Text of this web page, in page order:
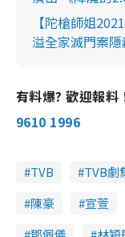
【陀槍師姐
溢全家滅門案
有料爆? 歡迎報
9610 1996
TVB TVB劇
陳豪
宣萱